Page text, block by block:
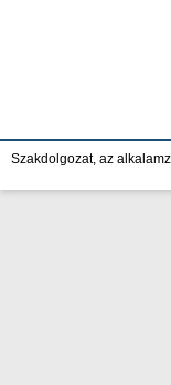
Szakdolgozat, az